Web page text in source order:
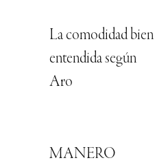
La comodidad bien
entendida según
Aro
MANERO